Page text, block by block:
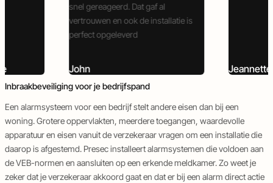
snel gereageerd. Dat gaf al
vertrouwen en ook de installatie is
perfect opgeleverd
John
Inbraakbeveiliging voor je bedrijfspand
Een alarmsysteem voor een bedrijf stelt andere eisen dan bij een
woning. Grotere oppervlakten, meerdere toegangen, waardevolle
apparatuur en eisen vanuit de verzekeraar vragen om een installatie die
daarop is afgestemd. Presec installeert alarmsystemen die voldoen aan
de VEB-normen en aansluiten op een erkende meldkamer. Zo weet je
zeker dat je verzekeraar akkoord gaat en dat er bij een alarm direct actie